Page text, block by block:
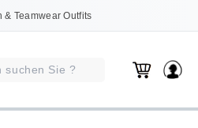
Teamwear Outfits